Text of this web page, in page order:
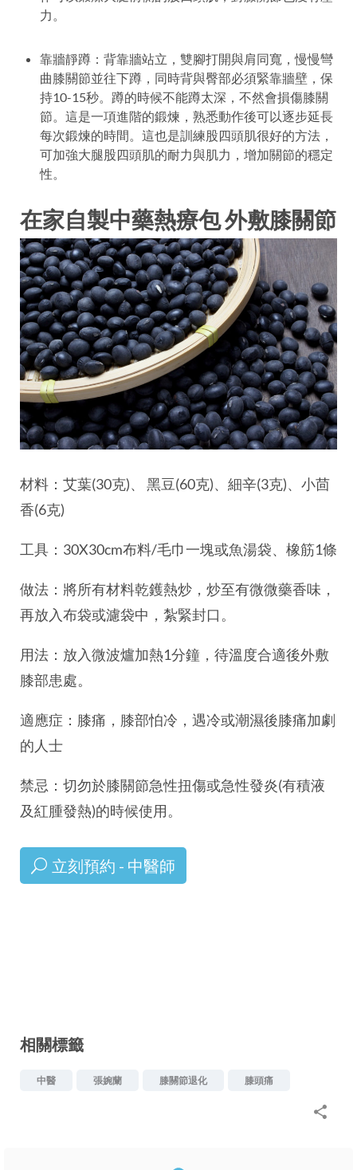
力。
靠牆靜蹲： 背靠牆站立，雙腳打開與肩同寬，慢慢彎
曲膝關節並往下蹲，同時背與臀部必須緊靠牆壁，保
持10-15秒。蹲的時候不能蹲太深，不然會損傷膝關
節。這是一項進階的鍛煉，熟悉動作後可以逐步延長
每次鍛煉的時間。這也是訓練股四頭肌很好的方法，
可加強大腿股四頭肌的耐力與肌力，增加關節的穩定
性。
在家自製中藥熱療包 外敷膝關節
材料：艾葉(30克)、 黑豆(60克)、細辛(3克)、小茴
香(6克)
工具：30X30cm布料/毛巾一塊或魚湯袋、橡筋1條
做法：將所有材料乾鑊熱炒，炒至有微微藥香味，
再放入布袋或濾袋中，紮緊封口。
用法：放入微波爐加熱1分鐘，待溫度合適後外敷
膝部患處。
適應症：膝痛，膝部怕冷，遇冷或潮濕後膝痛加劇
的人士
禁忌：切勿於膝關節急性扭傷或急性發炎(有積液
及紅腫發熱)的時候使用。
立刻預約 - 中醫師
相關標籤
中醫 張婉蘭 膝關節退化 膝頭痛